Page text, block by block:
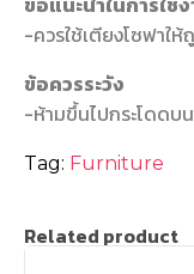
-ควรใช้เตียงโซฟาให้
ข้อควรระวัง
-ห้ามขึ้นไปกระโดดบ
Tag: Furniture
Related product